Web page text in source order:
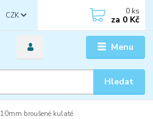
Menu
CZK
Hledat
0 ks
za 0 Kč
10mm broušené kulaté